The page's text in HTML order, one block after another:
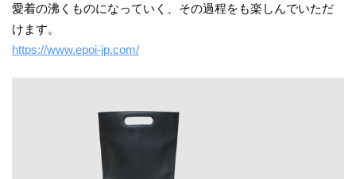
愛着の沸くものになっていく、その過程をも楽しんでいただ
けます。
https://www.epoi-jp.com/